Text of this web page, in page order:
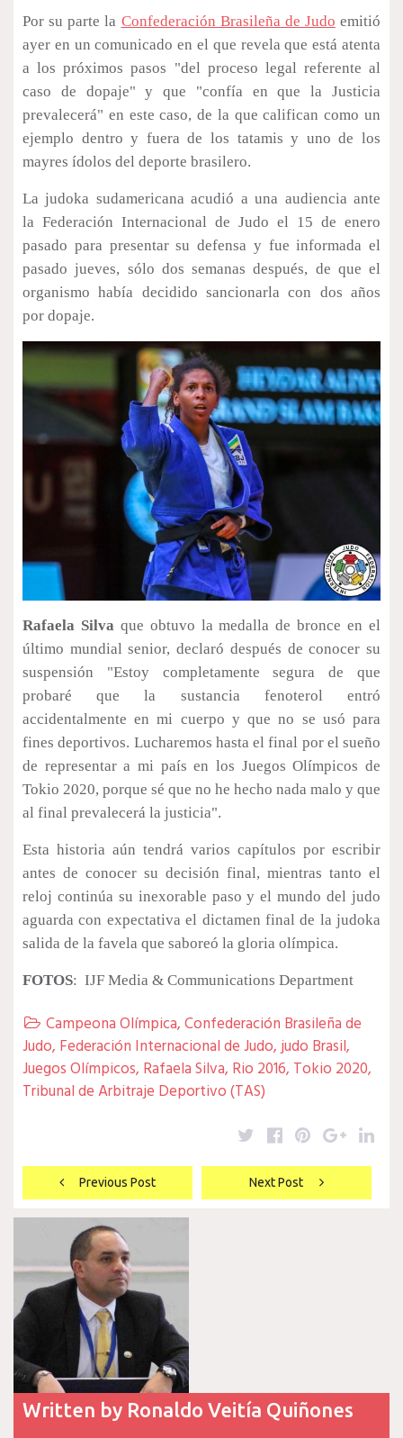
Por su parte la Confederación Brasileña de Judo emitió
ayer en un comunicado en el que revela que está atenta
a los próximos pasos "del proceso legal referente al
caso de dopaje" y que "confía en que la Justicia
prevalecerá" en este caso, de la que califican como un
ejemplo dentro y fuera de los tatamis y uno de los
mayres ídolos del deporte brasilero.
La judoka sudamericana acudió a una audiencia ante
la Federación Internacional de Judo el 15 de enero
pasado para presentar su defensa y fue informada el
pasado jueves, sólo dos semanas después, de que el
organismo había decidido sancionarla con dos años
por dopaje.
Rafaela Silva que obtuvo la medalla de bronce en el
último mundial senior, declaró después de conocer su
suspensión "Estoy completamente segura de que
probaré que la sustancia fenoterol entró
accidentalmente en mi cuerpo y que no se usó para
fines deportivos. Lucharemos hasta el final por el sueño
de representar a mi país en los Juegos Olímpicos de
Tokio 2020, porque sé que no he hecho nada malo y que
al final prevalecerá la justicia".
Esta historia aún tendrá varios capítulos por escribir
antes de conocer su decisión final, mientras tanto el
reloj continúa su inexorable paso y el mundo del judo
aguarda con expectativa el dictamen final de la judoka
salida de la favela que saboreó la gloria olímpica.
FOTOS: IJF Media & Communications Department
 Campeona Olímpica,Confederación Brasileña de
Judo, Federación Internacional de Judo,judo Brasil,
Juegos Olímpicos, Rafaela Silva, Rio 2016, Tokio 2020,
Tribunal de Arbitraje Deportivo (TAS)
Navegación
de
entradas
Previous Post Next Post
Twitter
Facebook
Pinterest
Written by Ronaldo Veitía Quiñones